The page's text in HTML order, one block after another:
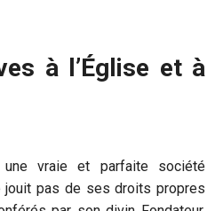
à l’Église et à
une vraie et parfaite société
jouit pas de ses droits propres